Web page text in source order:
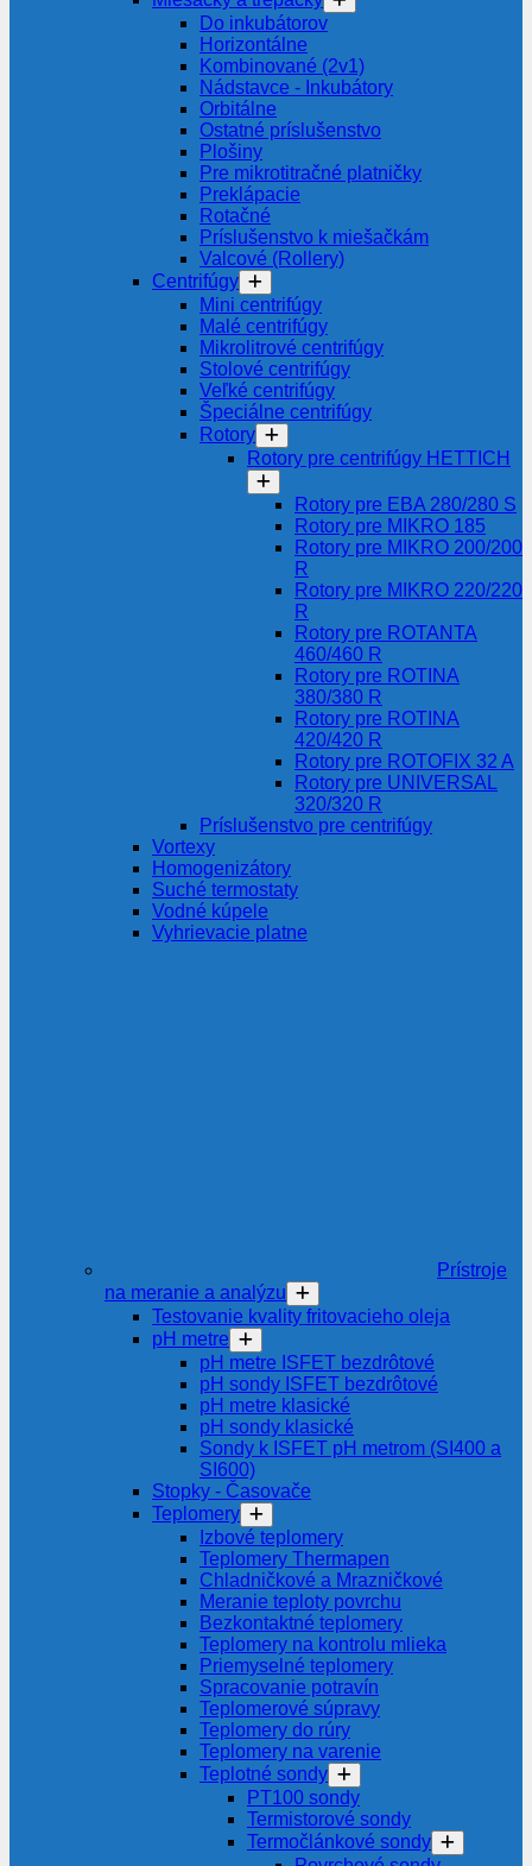
Do inkubátorov
Horizontálne
Kombinované (2v1)
Nádstavce - Inkubátory
Orbitálne
Ostatné príslušenstvo
Plošiny
Pre mikrotitračné platničky
Preklápacie
Rotačné
Príslušenstvo k miešačkám
Valcové (Rollery)
Centrifúgy
Mini centrifúgy
Malé centrifúgy
Mikrolitrové centrifúgy
Stolové centrifúgy
Veľké centrifúgy
Špeciálne centrifúgy
Rotory
Rotory pre centrifúgy HETTICH
Rotory pre EBA 280/280 S
Rotory pre MIKRO 185
Rotory pre MIKRO 200/200
R
Rotory pre MIKRO 220/220
R
Rotory pre ROTANTA
460/460 R
Rotory pre ROTINA
380/380 R
Rotory pre ROTINA
420/420 R
Rotory pre ROTOFIX 32 A
Rotory pre UNIVERSAL
320/320 R
Príslušenstvo pre centrifúgy
Vortexy
Homogenizátory
Suché termostaty
Vodné kúpele
Vyhrievacie platne
Prístroje
na meranie a analýzu
Testovanie kvality fritovacieho oleja
pH metre
pH metre ISFET bezdrôtové
pH sondy ISFET bezdrôtové
pH metre klasické
pH sondy klasické
Sondy k ISFET pH metrom (SI400 a
SI600)
Stopky - Časovače
Teplomery
Izbové teplomery
Teplomery Thermapen
Chladničkové a Mrazničkové
Meranie teploty povrchu
Bezkontaktné teplomery
Teplomery na kontrolu mlieka
Priemyselné teplomery
Spracovanie potravín
Teplomerové súpravy
Teplomery do rúry
Teplomery na varenie
Teplotné sondy
PT100 sondy
Termistorové sondy
Termočlánkové sondy